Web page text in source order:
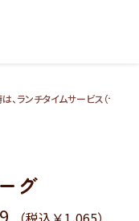
、ランチタイムサービス（テイ
グ